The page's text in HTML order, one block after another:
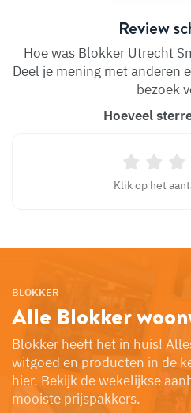
Review
Hoe was Blokker Utrecht
Deel je mening met anderen
bezoek
Hoeveel
Klik op het
BLOKKER
Alle Blokker
Blokker heeft het in huis!
witgoed en producten in de
hier. Bekijk de wekelijkse
mooiste prijspakkers.